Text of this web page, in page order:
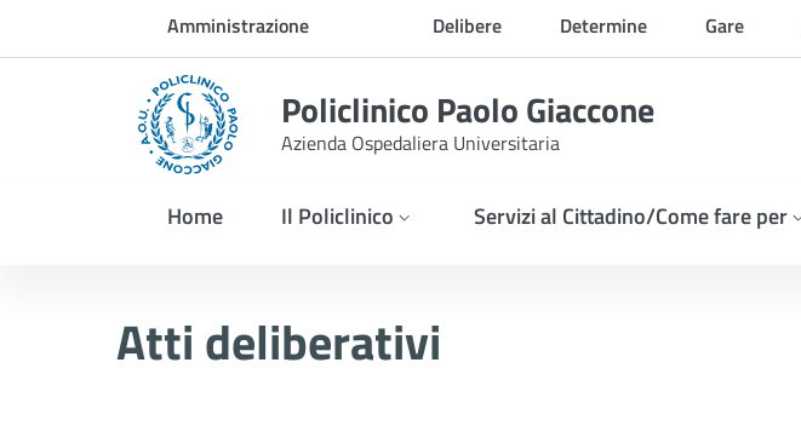
Skip to Main ContentAmministrazione
trasparente
Delibere Determine Gare
Policlinico Paolo Giaccone
Azienda Ospedaliera Universitaria
Home Il Policlinico Servizi al Cittadino/Come fare per
Atti deliberativi